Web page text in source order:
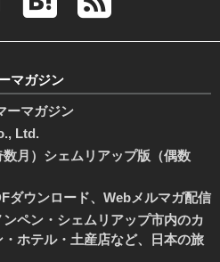
マガジン
ーマガジン
Ltd.
月）シェムリアップ版（偶数
ダウンロード、Webメルマガ配信
ンペン・シェムリアップ市内のカ
ホテル・土産店など、日本の旅